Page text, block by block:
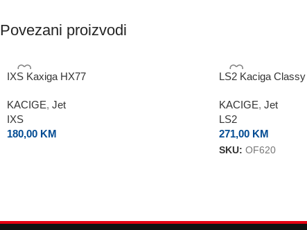
Povezani proizvodi
IXS Kaxiga HX77
KACIGE, Jet
IXS
180,00 KM
LS2 Kaciga Classy
KACIGE, Jet
LS2
271,00 KM
SKU: OF620